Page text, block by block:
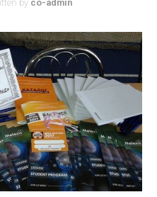
by co-admin